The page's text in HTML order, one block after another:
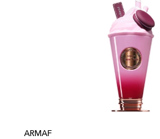
ARMAF